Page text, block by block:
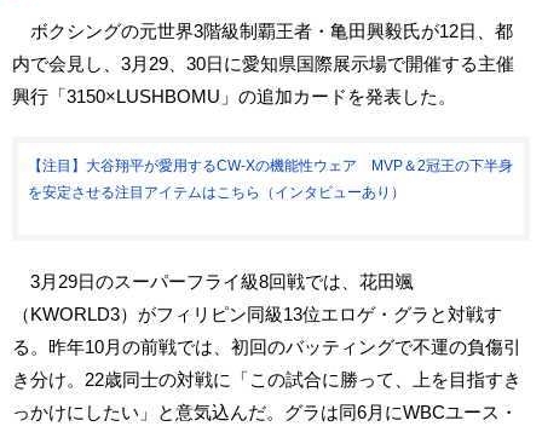
ボクシングの元世界3階級制覇王者・亀田興毅氏が12日、都
内で会見し、3月29、30日に愛知県国際展示場で開催する主催
興行「3150×LUSHBOMU」の追加カードを発表した。
【注目】大谷翔平が愛用するCW-Xの機能性ウェア MVP＆2冠王の下半身
を安定させる注目アイテムはこちら（インタビューあり）
3月29日のスーパーフライ級8回戦では、花田颯
（KWORLD3）がフィリピン同級13位エロゲ・グラと対戦す
る。昨年10月の前戦では、初回のバッティングで不運の負傷引
き分け。22歳同士の対戦に「この試合に勝って、上を目指すき
っかけにしたい」と意気込んだ。グラは同6月にWBCユース・